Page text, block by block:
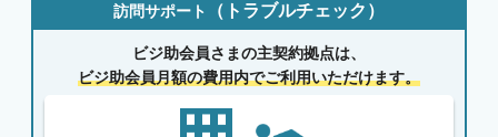
訪問サポート （トラブルチェック）
ビジ助会員さまの主契約拠点は、
ビジ助会員月額の費用内でご利用いただけます。